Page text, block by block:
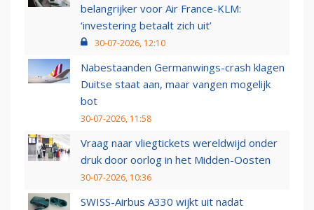
belangrijker voor Air France-KLM:
‘investering betaalt zich uit’
30-07-2026, 12:10
Nabestaanden Germanwings-crash klagen
Duitse staat aan, maar vangen mogelijk
bot
30-07-2026, 11:58
Vraag naar vliegtickets wereldwijd onder
druk door oorlog in het Midden-Oosten
30-07-2026, 10:36
SWISS-Airbus A330 wijkt uit nadat